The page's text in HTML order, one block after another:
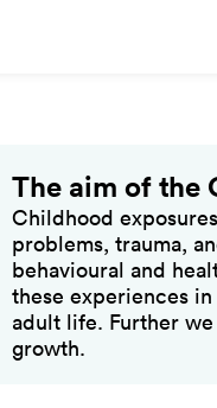
The aim of the
Childhood
problems, trauma,
behavioural and
these experiences
adult life. Further
growth.